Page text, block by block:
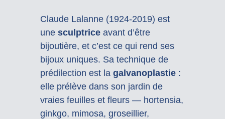
Claude Lalanne (1924-2019) est
une sculptriceavant d’être
bijoutière, et c’est ce qui rend ses
bijoux uniques. Sa technique de
prédilection est la galvanoplastie:
elle prélève dans son jardin de
vraies feuilles et fleurs — hortensia,
ginkgo, mimosa, groseillier,